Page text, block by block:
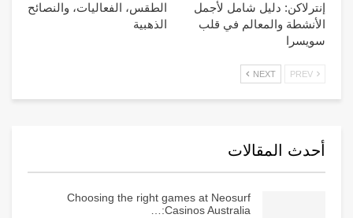
إنترلاكن: دليل شامل لأجمل
الأنشطة والمعالم في قلب
سويسرا
الطقس، الفعاليات، والنصائح
الذهبية
NEXT
أحدث المقالات
Choosing the right games at Neosurf
Casinos Australia:…